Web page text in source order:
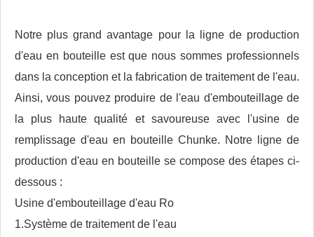
Notre plus grand avantage pour la ligne de production
d'eau en bouteille est que nous sommes professionnels
dans la conception et la fabrication de traitement de l'eau.
Ainsi, vous pouvez produire de l'eau d'embouteillage de
la plus haute qualité et savoureuse avec l'usine de
remplissage d'eau en bouteille Chunke. Notre ligne de
production d'eau en bouteille se compose des étapes ci-
dessous :
Usine d'embouteillage d'eau Ro
1.Système de traitement de l'eau